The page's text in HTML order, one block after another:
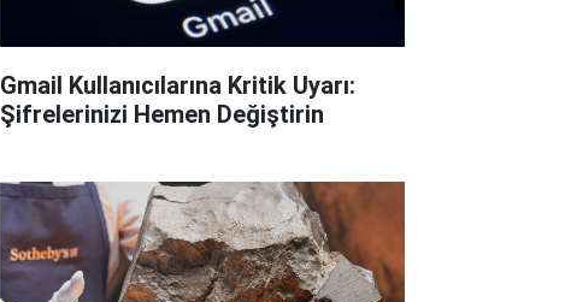
Gmail Kullanıcılarına Kritik Uyarı:
Şifrelerinizi Hemen Değiştirin